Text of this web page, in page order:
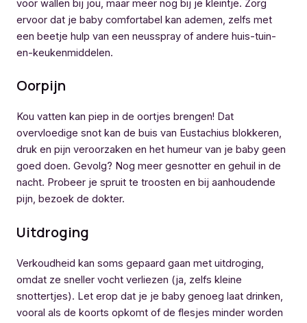
voor wallen bij jou, maar meer nog bij je kleintje. Zorg
ervoor dat je baby comfortabel kan ademen, zelfs met
een beetje hulp van een neusspray of andere huis-tuin-
en-keukenmiddelen.
Oorpijn
Kou vatten kan piep in de oortjes brengen! Dat
overvloedige snot kan de buis van Eustachius blokkeren,
druk en pijn veroorzaken en het humeur van je baby geen
goed doen. Gevolg? Nog meer gesnotter en gehuil in de
nacht. Probeer je spruit te troosten en bij aanhoudende
pijn, bezoek de dokter.
Uitdroging
Verkoudheid kan soms gepaard gaan met uitdroging,
omdat ze sneller vocht verliezen (ja, zelfs kleine
snottertjes). Let erop dat je je baby genoeg laat drinken,
vooral als de koorts opkomt of de flesjes minder worden